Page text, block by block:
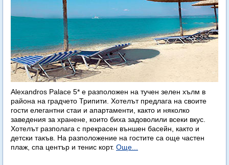
Alexandros Palace 5* e разположен на тучен зелен хълм в
района на градчето Трипити. Хотелът предлага на своите
гости елегантни стаи и апартаменти, както и няколко
заведения за хранене, които биха задоволили всеки вкус.
Хотелът разполага с прекрасен външен басейн, както и
детски такъв. На разположение на гостите са още частен
плаж, спа център и тенис корт. Още...